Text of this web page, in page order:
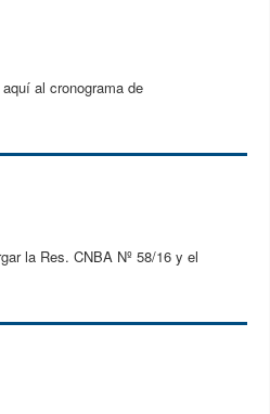
al cronograma de
la Res. CNBA Nº 58/16 y el